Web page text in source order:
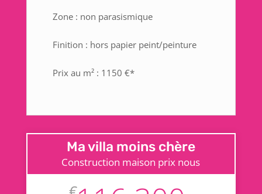
Zone : non parasismique
Finition : hors papier peint/peinture
Prix au m² : 1150 €*
Ma villa moins chère
Construction maison prix nous